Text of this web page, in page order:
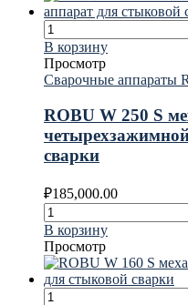
В корзину
Просмотр
Сварочные аппараты
ROBU W 250 S
сварки
₽185,000.00
В корзину
Просмотр